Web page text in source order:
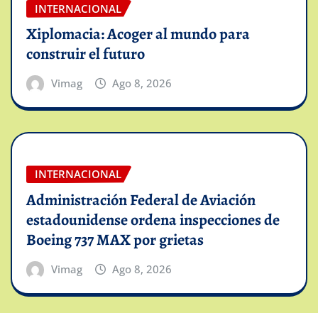
INTERNACIONAL
Xiplomacia: Acoger al mundo para
construir el futuro
Vimag Ago 8, 2026
INTERNACIONAL
Administración Federal de Aviación
estadounidense ordena inspecciones de
Boeing 737 MAX por grietas
Vimag Ago 8, 2026